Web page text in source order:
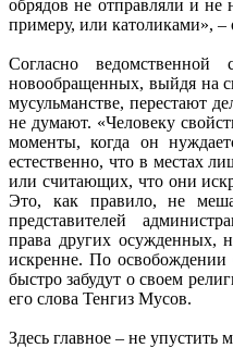
обрядов не отправляли и не
примеру, или католиками», –
Согласно ведомственной
новообращенных, выйдя на
мусульманстве, перестают
не думают. «Человеку
моменты, когда он
естественно, что в местах
или считающих, что они
Это, как правило, не
представителей
права других осужденных,
искренне. По освобождении
быстро забудут о своем
его слова Тенгиз Мусов.
Здесь главное – не упустить